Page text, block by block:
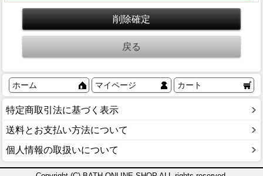
ホーム マイページ カート
特定商取引法に基づく表示
送料とお支払い方法について
個人情報の取扱いについて